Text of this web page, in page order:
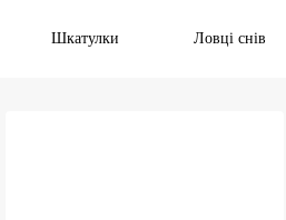
Шкатулки Ловці снів